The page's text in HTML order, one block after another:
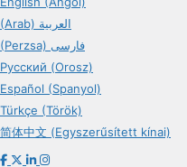
(Arab) العربية
(Perzsa) فارسی
Русский (Orosz)
Español (Spanyol)
Türkçe (Török)
简体中文 (Egyszerűsített kínai)